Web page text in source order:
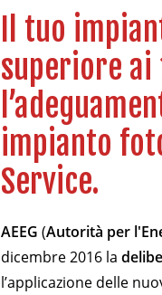
Il tuo
superiore ai
impianto
Service.
AEEG (Autorità per
dicembre 2016 la
l’applicazione delle